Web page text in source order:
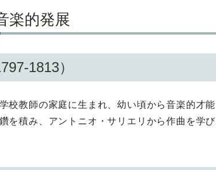
楽的発展
1813）
校教師の家庭に生まれ、幼い頃から音楽的才
を積み、アントニオ・サリエリから作曲を学び